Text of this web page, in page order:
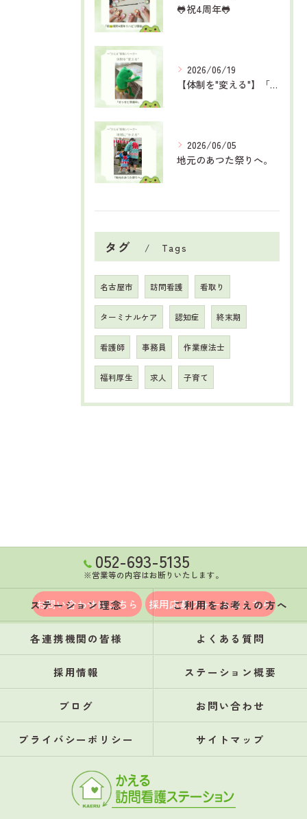
🐸祝4周年🐸
2026/06/19
【体制を"変える"】「せっせと準備中」
2026/06/05
地元のあつた祭りへ。
タグ Tags
名古屋市 訪問看護 看取り
ターミナルケア 認知症 終末期
看護師 事務員 作業療法士
福利厚生 求人 子育て
052-693-5135
※営業等の内容はお断りいたします。
お問い合わせはこちら 採用応募フォームはこちら
ステーション理念 ご利用をお考えの方へ
各連携機関の皆様 よくある質問
採用情報 ステーション概要
ブログ お問い合わせ
プライバシーポリシー サイトマップ